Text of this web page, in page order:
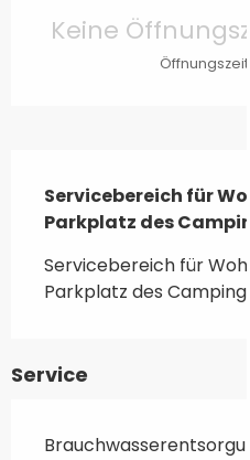
Keine
Servicebereich für
Parkplatz des
Servicebereich für
Parkplatz des
Service